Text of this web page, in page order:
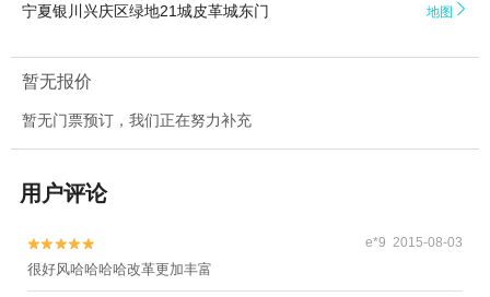
宁夏银川兴庆区绿地21城皮革城东门 地图 
暂无报价
暂无门票预订，我们正在努力补充
用户评论

 e*9 2015-08-03
很好风哈哈哈哈改革更加丰富